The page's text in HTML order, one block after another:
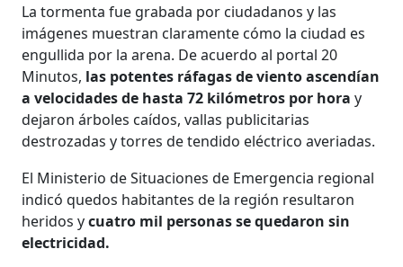
La tormenta fue grabada por ciudadanos y las
imágenes muestran claramente cómo la ciudad es
engullida por la arena. De acuerdo al portal 20
Minutos, las potentes ráfagas de viento ascendían
a velocidades de hasta 72 kilómetros por hora y
dejaron árboles caídos, vallas publicitarias
destrozadas y torres de tendido eléctrico averiadas.
El Ministerio de Situaciones de Emergencia regional
indicó quedos habitantes de la región resultaron
heridos ycuatro mil personas se quedaron sin
electricidad.